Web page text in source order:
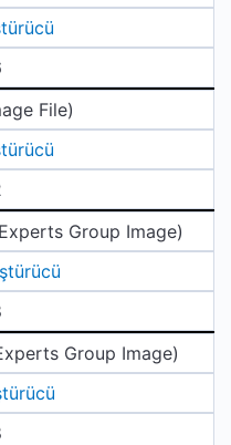
File)
Group Image)
Group Image)